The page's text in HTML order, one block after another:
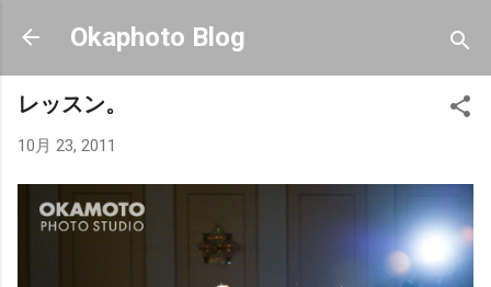
スキップしてメイン コンテンツに移動
Okaphoto Blog
レッスン。
10月 23, 2011